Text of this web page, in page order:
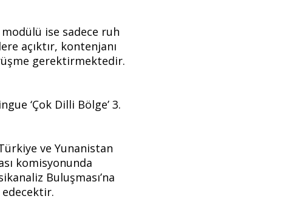
ise sadece ruh
açıktır, kontenjanı
gerektirmektedir.
‘Çok Dilli Bölge’ 3.
ve Yunanistan
komisyonunda
Buluşması’na
edecektir.